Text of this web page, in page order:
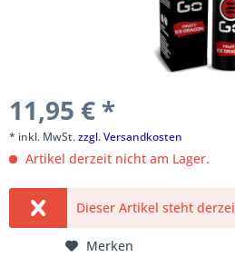
11,95 € *
* inkl. MwSt.zzgl. Versandkosten
Artikel derzeit nicht am Lager.
Dieser Artikel steht
Merken